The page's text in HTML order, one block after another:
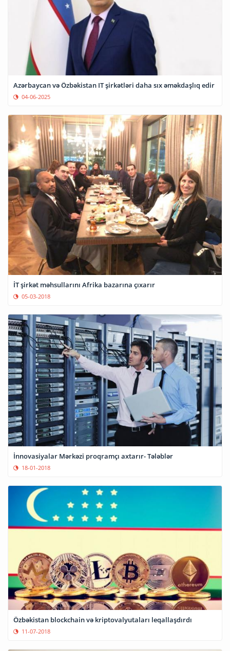
Azərbaycan və Özbəkistan IT şirkətləri daha sıx əməkdaşlıq edir
04-06-2025
İT şirkət məhsullarını Afrika bazarına çıxarır
05-03-2018
İnnovasiyalar Mərkəzi proqramçı axtarır- Tələblər
18-01-2018
Özbəkistan blockchain və kriptovalyutaları leqallaşdırdı
11-07-2018